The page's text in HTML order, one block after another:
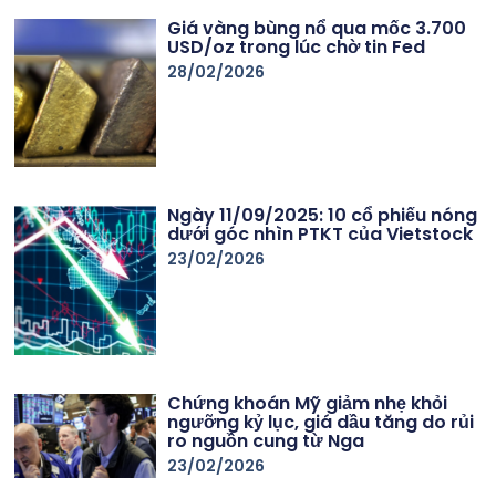
Giá vàng bùng nổ qua mốc 3.700
USD/oz trong lúc chờ tin Fed
28/02/2026
Ngày 11/09/2025: 10 cổ phiếu nóng
dưới góc nhìn PTKT của Vietstock
23/02/2026
Chứng khoán Mỹ giảm nhẹ khỏi
ngưỡng kỷ lục, giá dầu tăng do rủi
ro nguồn cung từ Nga
23/02/2026